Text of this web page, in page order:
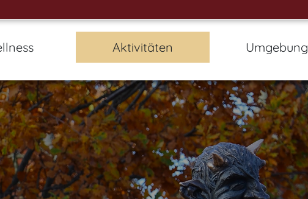
Aktivitäten Umgebung